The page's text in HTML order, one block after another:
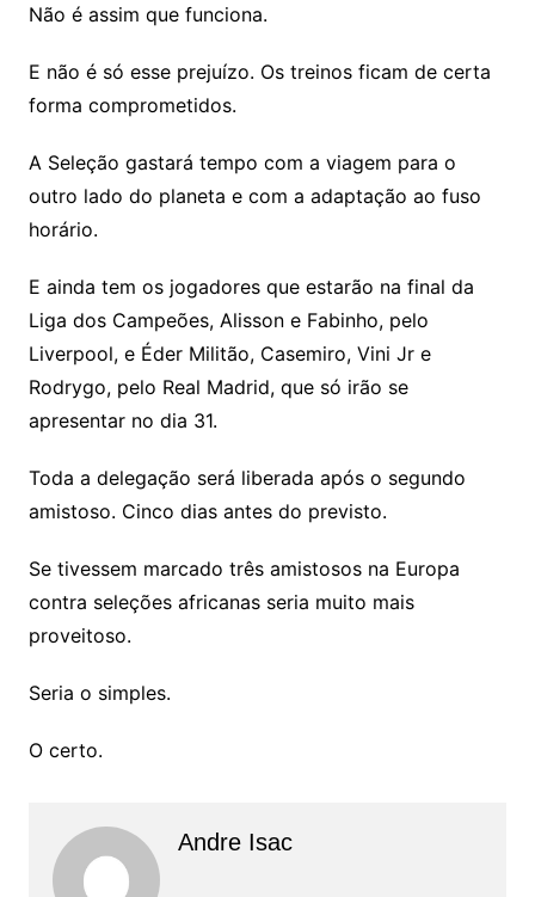
Não é assim que funciona.
E não é só esse prejuízo. Os treinos ficam de certa
forma comprometidos.
A Seleção gastará tempo com a viagem para o
outro lado do planeta e com a adaptação ao fuso
horário.
E ainda tem os jogadores que estarão na final da
Liga dos Campeões, Alisson e Fabinho, pelo
Liverpool, e Éder Militão, Casemiro, Vini Jr e
Rodrygo, pelo Real Madrid, que só irão se
apresentar no dia 31.
Toda a delegação será liberada após o segundo
amistoso. Cinco dias antes do previsto.
Se tivessem marcado três amistosos na Europa
contra seleções africanas seria muito mais
proveitoso.
Seria o simples.
O certo.
Andre Isac